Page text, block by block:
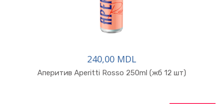
240,00 MDL
Аперитив Aperitti Rosso 250ml (жб 12 шт)